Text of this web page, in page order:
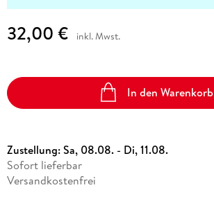
32,00 € inkl. Mwst.
In den Warenkorb
Zustellung:Sa, 08.08. - Di, 11.08.
Sofort lieferbar
Versandkostenfrei